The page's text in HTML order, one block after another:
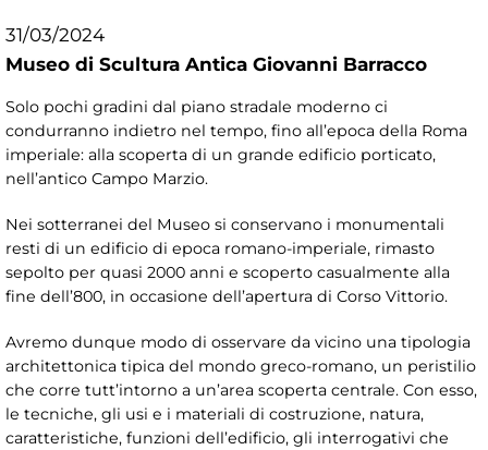
31/03/2024
Museo di Scultura Antica Giovanni Barracco
Solo pochi gradini dal piano stradale moderno ci
condurranno indietro nel tempo, fino all’epoca della Roma
imperiale: alla scoperta di un grande edificio porticato,
nell’antico Campo Marzio.
Nei sotterranei del Museo si conservano i monumentali
resti di un edificio di epoca romano-imperiale, rimasto
sepolto per quasi 2000 anni e scoperto casualmente alla
fine dell’800, in occasione dell’apertura di Corso Vittorio.
Avremo dunque modo di osservare da vicino una tipologia
architettonica tipica del mondo greco-romano, un peristilio
che corre tutt’intorno a un’area scoperta centrale. Con esso,
le tecniche, gli usi e i materiali di costruzione, natura,
caratteristiche, funzioni dell’edificio, gli interrogativi che